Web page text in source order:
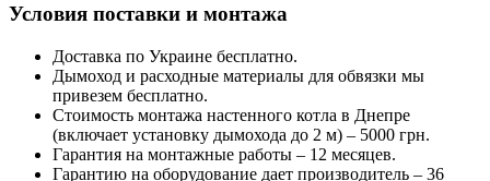
Условия поставки и монтажа
Доставка по Украине бесплатно.
Дымоход и расходные материалы для обвязки мы
привезем бесплатно.
Стоимость монтажа настенного котла в Днепре
(включает установку дымохода до 2 м) – 5000 грн.
Гарантия на монтажные работы – 12 месяцев.
Гарантию на оборудование дает производитель – 36